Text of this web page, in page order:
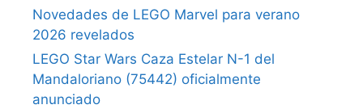
Novedades de LEGO Marvel para verano
2026 revelados
LEGO Star Wars Caza Estelar N-1 del
Mandaloriano (75442) oficialmente
anunciado